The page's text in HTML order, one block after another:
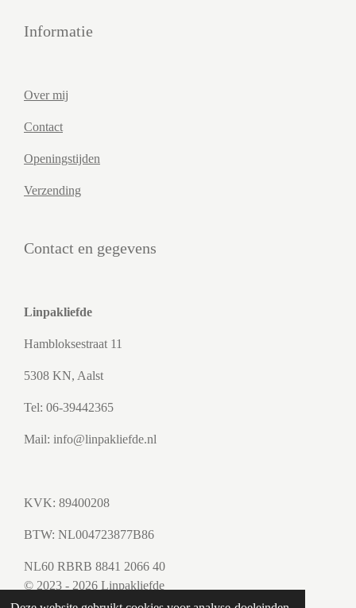
Informatie
Over mij
Contact
Openingstijden
Verzending
Contact en gegevens
Linpakliefde
Hambloksestraat 11
5308 KN, Aalst
Tel: 06-39442365
Mail: info@linpakliefde.nl
KVK: 89400208
BTW: NL004723877B86
NL60 RBRB 8841 2066 40
© 2023 - 2026 Linpakliefde
Powered byJouwWeb